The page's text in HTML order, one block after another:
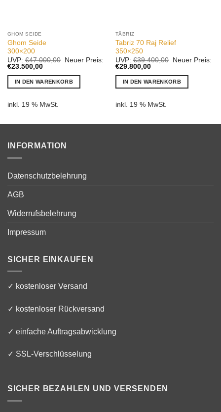
GHOM SEIDE
Ghom Seide
300×200
UVP: €47.000,00
Ursprünglicher
€47.000,00
Neuer Preis:
€23.500,00Aktueller
ist:
€23.500,00.
IN DEN WARENKORB
inkl. 19 % MwSt.
TÄBRIZ
Tabriz 70 Raj Relief
350×250
UVP: €39.400,00
Ursprünglicher
€39.400,00
Neuer Preis:
€29.800,00Aktueller
ist:
€29.800,00.
IN DEN WARENKORB
inkl. 19 % MwSt.
INFORMATION
Datenschutzbelehrung
AGB
Widerrufsbelehrung
Impressum
SICHER EINKAUFEN
✓ kostenloser Versand
✓ kostenloser Rückversand
✓ einfache Auftragsabwicklung
✓ SSL-Verschlüsselung
SICHER BEZAHLEN UND VERSENDEN